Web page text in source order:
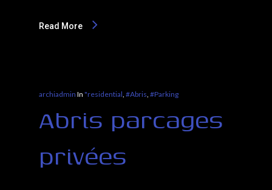
Read More
archiadmin In "residential #Abris #Parking
Abris parcages
privées